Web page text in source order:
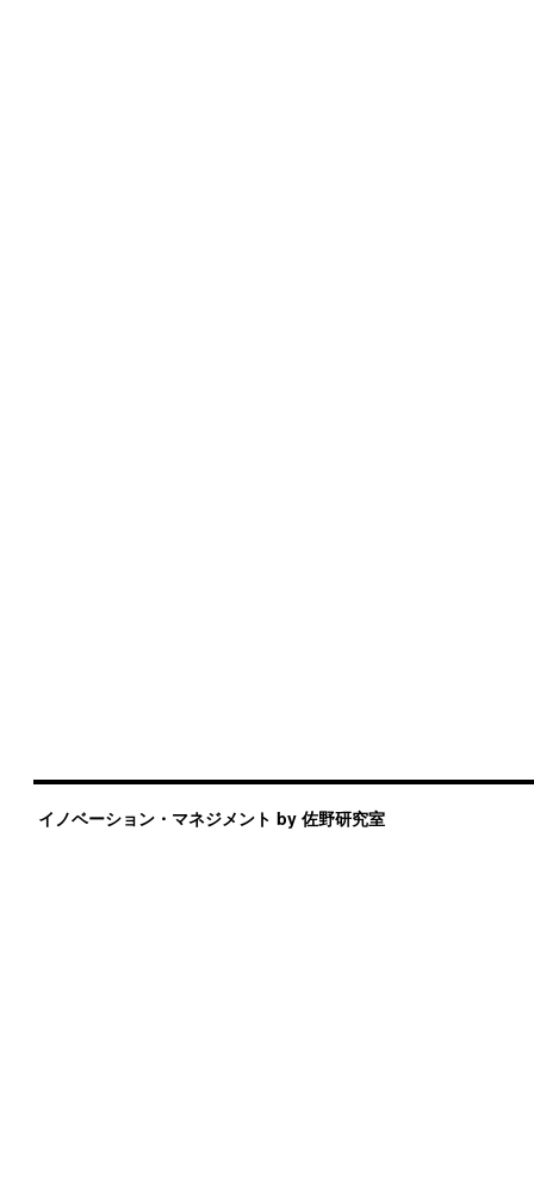
イノベーション・マネジメント by 佐野研究室